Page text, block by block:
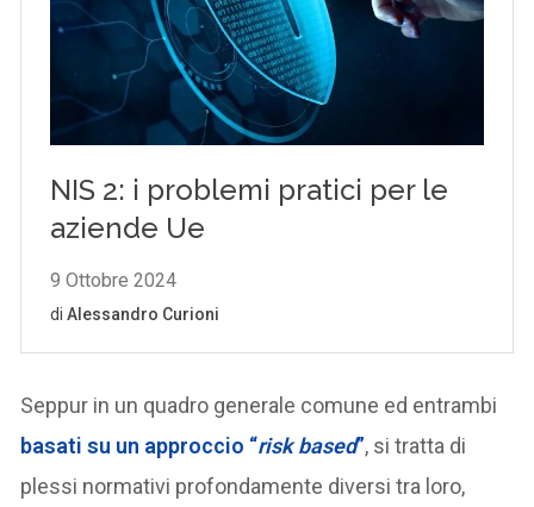
Seppur in un quadro generale comune ed entrambi
basati su un approccio “risk based”, si tratta di
plessi normativi profondamente diversi tra loro,